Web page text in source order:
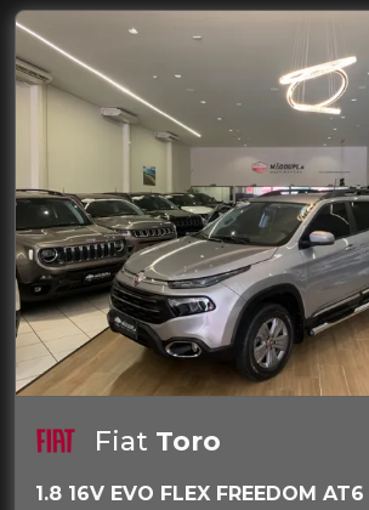
Fiat Toro
1.8 16V EVO FLEX FREEDOM AT6